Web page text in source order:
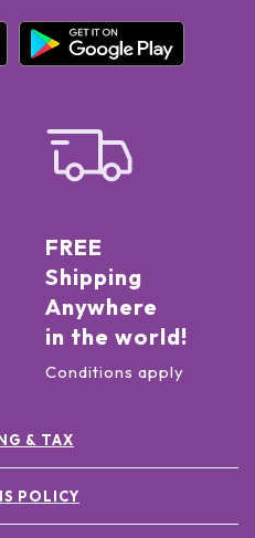
FREE
Shipping
Anywhere
in the world!
Conditions apply
& TAX
POLICY